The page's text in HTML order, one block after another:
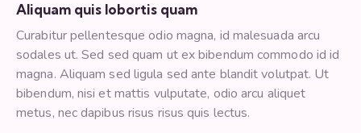
Aliquam quis lobortis quam
Curabitur pellentesque odio magna, id malesuada arcu
sodales ut. Sed sed quam ut ex bibendum commodo id id
magna. Aliquam sed ligula sed ante blandit volutpat. Ut
bibendum, nisi et mattis vulputate, odio arcu aliquet
metus, nec dapibus risus risus quis lectus.